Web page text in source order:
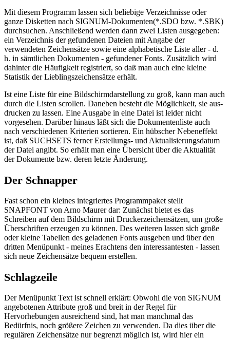
Mit diesem Programm lassen sich beliebige Verzeichnisse oder
ganze Disketten nach SIGNUM-Dokumenten(*.SDO bzw. *.SBK)
durchsuchen. Anschließend werden dann zwei Listen ausgegeben:
ein Verzeichnis der gefundenen Dateien mit Angabe der
verwendeten Zeichensätze sowie eine alphabetische Liste aller - d.
h. in sämtlichen Dokumenten - gefundener Fonts. Zusätzlich wird
dahinter die Häufigkeit registriert, so daß man auch eine kleine
Statistik der Lieblingszeichensätze erhält.
Ist eine Liste für eine Bildschirmdarstellung zu groß, kann man auch
durch die Listen scrollen. Daneben besteht die Möglichkeit, sie aus-
drucken zu lassen. Eine Ausgabe in eine Datei ist leider nicht
vorgesehen. Darüber hinaus läßt sich die Dokumentenliste auch
nach verschiedenen Kriterien sortieren. Ein hübscher Nebeneffekt
ist, daß SUCHSETS ferner Erstellungs- und Aktualisierungsdatum
der Datei angibt. So erhält man eine Übersicht über die Aktualität
der Dokumente bzw. deren letzte Änderung.
Der Schnapper
Fast schon ein kleines integriertes Programmpaket stellt
SNAPFONT von Arno Maurer dar: Zunächst bietet es das
Schreiben auf dem Bildschirm mit Druckerzeichensätzen, um große
Überschriften erzeugen zu können. Des weiteren lassen sich große
oder kleine Tabellen des geladenen Fonts ausgeben und über den
dritten Menüpunkt - meines Erachtens den interessantesten - lassen
sich neue Zeichensätze bequem erstellen.
Schlagzeile
Der Menüpunkt Text ist schnell erklärt: Obwohl die von SIGNUM
angebotenen Attribute groß und breit in der Regel für
Hervorhebungen ausreichend sind, hat man manchmal das
Bedürfnis, noch größere Zeichen zu verwenden. Da dies über die
regulären Zeichensätze nur begrenzt möglich ist, wird hier ein